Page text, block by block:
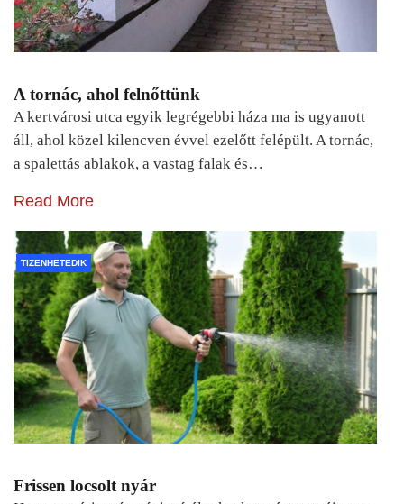
A tornác, ahol felnőttünk
A kertvárosi utca egyik legrégebbi háza ma is ugyanott
áll, ahol közel kilencven évvel ezelőtt felépült. A tornác,
a spalettás ablakok, a vastag falak és…
Read More
TIZENHETEDIK
Frissen locsolt nyár